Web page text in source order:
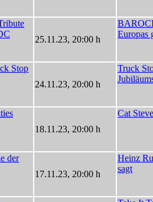
25.11.23, 20:00 h
Europas
24.11.23, 20:00 h
Truck
18.11.23, 20:00 h
Cat
17.11.23, 20:00 h
Heinz
sagt